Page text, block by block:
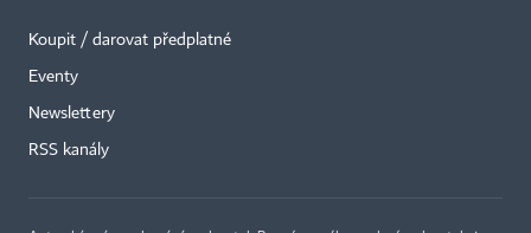
Koupit / darovat předplatné
Eventy
Newslettery
RSS kanály